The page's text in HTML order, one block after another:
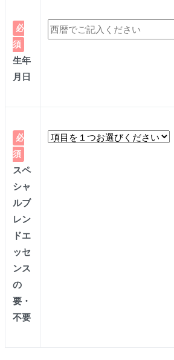
必
須
生年
月日
必
須
スペ
シャ
ルブ
レン
ドエ
ッセ
ンス
の
要・
不要